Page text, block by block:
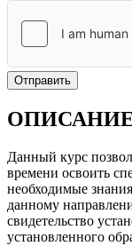
Отправить
Данный курс
времени освоить
необходимые
данному
свидетельство
установленного